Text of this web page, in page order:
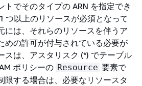
トでそのタイプの ARN を指定でき
つ以上のリソースが必須となって
には、それらのリソースを伴うア
めの許可が付与されている必要が
スは、アスタリスク (*) でテーブル
ポリシーの Resource 要素で
限する場合は、必要なリソースタ